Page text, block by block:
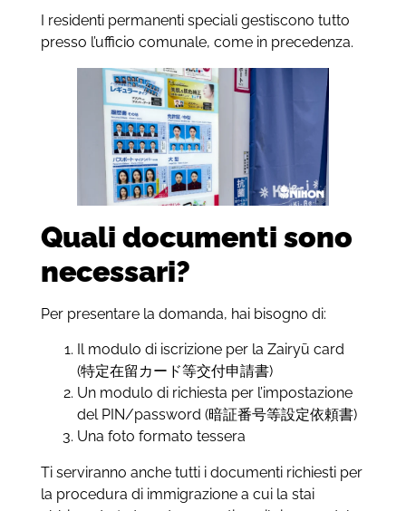
I residenti permanenti speciali gestiscono tutto
presso l’ufficio comunale, come in precedenza.
Quali documenti sono
necessari?
Per presentare la domanda, hai bisogno di:
Il modulo di iscrizione per la Zairyū card
(特定在留カード等交付申請書)
Un modulo di richiesta per l’impostazione
del PIN/password (暗証番号等設定依頼書)
Una foto formato tessera
Ti serviranno anche tutti i documenti richiesti per
la procedura di immigrazione a cui la stai